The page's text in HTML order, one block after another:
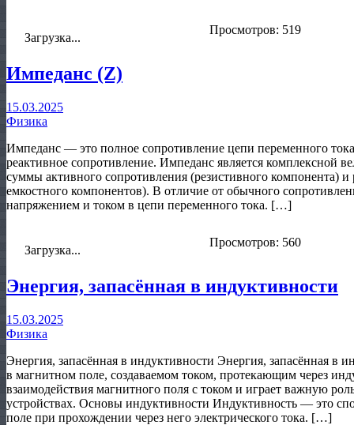
Загрузка...
Просмотров: 519
Импеданс (Z)
15.03.2025
Физика
Импеданс — это полное сопротивление цепи переменного
реактивное сопротивление. Импеданс является комплексной
суммы активного сопротивления (резистивного компонента)
емкостного компонентов). В отличие от обычного
напряжением и током в цепи переменного тока. […]
Загрузка...
Просмотров: 560
Энергия, запасённая в индуктивности
15.03.2025
Физика
Энергия, запасённая в индуктивности Энергия, запасённая в
в магнитном поле, создаваемом током, протекающим через
взаимодействия магнитного поля с током и играет важную
устройствах. Основы индуктивности Индуктивность — это
поле при прохождении через него электрического тока. […]